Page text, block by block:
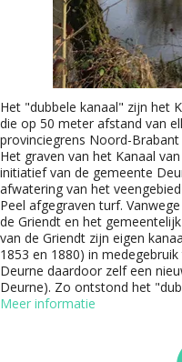
Het "dubbele kanaal" zijn het
die op 50 meter afstand van
provinciegrens Noord-
Het graven van het Kanaal
initiatief van de gemeente
afwatering van het
Peel afgegraven turf.
de Griendt en het
van de Griendt zijn eigen
1853 en 1880) in
Deurne daardoor zelf een
Deurne). Zo ontstond het
Meer informatie